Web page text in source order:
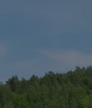
z
plików cookie nie